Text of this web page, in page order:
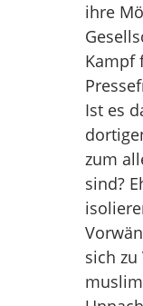
ihre
Kampf
Ist es
zum
sind?
sich